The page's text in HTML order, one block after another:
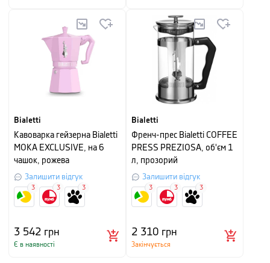
Bialetti
Кавоварка гейзерна Bialetti
MOKA EXCLUSIVE, на 6
чашок, рожева
Залишити відгук
3 542 грн
Є в наявності
3 3 3
Bialetti
Френч-прес Bialetti COFFEE
PRESS PREZIOSA, об'єм 1
л, прозорий
Залишити відгук
2 310 грн
Закінчується
3 3 3